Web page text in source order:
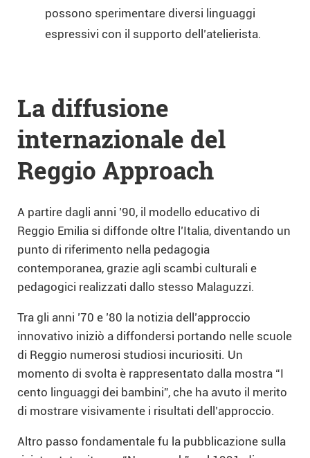
possono sperimentare diversi linguaggi
espressivi con il supporto dell’atelierista.
La diffusione
internazionale del
Reggio Approach
A partire dagli anni ’90, il modello educativo di
Reggio Emilia si diffonde oltre l’Italia, diventando un
punto di riferimento nella pedagogia
contemporanea, grazie agli scambi culturali e
pedagogici realizzati dallo stesso Malaguzzi.
Tra gli anni ’70 e ’80 la notizia dell’approccio
innovativo iniziò a diffondersi portando nelle scuole
di Reggio numerosi studiosi incuriositi. Un
momento di svolta è rappresentato dalla mostra “I
cento linguaggi dei bambini”, che ha avuto il merito
di mostrare visivamente i risultati dell’approccio.
Altro passo fondamentale fu la pubblicazione sulla